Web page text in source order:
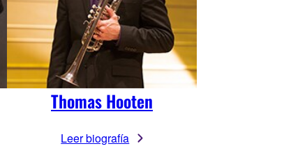
Thomas Hooten
Leer biografía